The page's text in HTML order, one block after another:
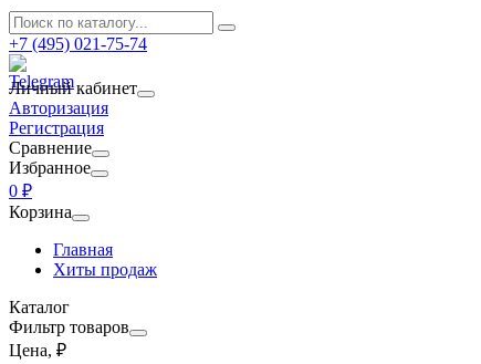
+7 (495) 021-75-74
Личный кабинет
Авторизация
Регистрация
Сравнение
Избранное
0 ₽
Корзина
Главная
Хиты продаж
Каталог
Фильтр товаров
Цена, ₽